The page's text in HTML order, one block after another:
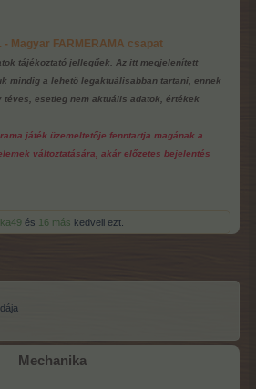
Magyar FARMERAMA csapat
tájékoztató jellegűek. Az itt megjelenített
mindig a lehető legaktuálisabban tartani, ennek
téves, esetleg nem aktuális adatok, értékek
játék üzemeltetője fenntartja magának a
változtatására, akár előzetes bejelentés
és 16 más kedveli ezt.
Mechanika